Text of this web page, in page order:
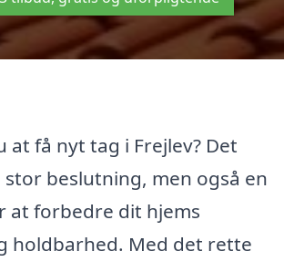
at få nyt tag i Frejlev? Det
beslutning, men også en
at forbedre dit hjems
holdbarhed. Med det rette